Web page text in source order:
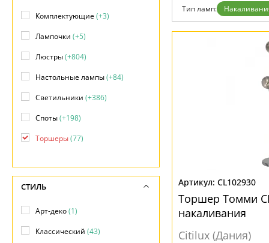
Возврат
Отзывы
Установка
Дизайнерам
Бренды
Контакты
Тип ламп:
CL102930
Торшер Томми
накаливания
Citilux (Дания)
Комплектующие(+3)
Лампочки (+5)
Люстры(+804)
Настольные лампы(+84)
Светильники (+386)
Споты(+198)
Торшеры(77)
СТИЛЬ
Арт-деко(1)
Классический (43)